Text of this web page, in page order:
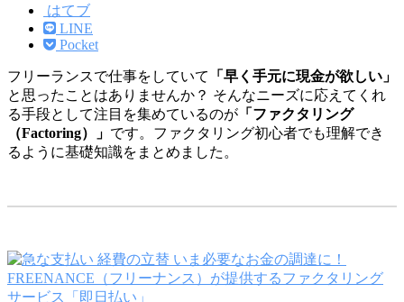
はてブ
LINE
Pocket
フリーランスで仕事をしていて
「早く手元に現金が欲しい」
と思ったことはありませんか？ そんなニーズに応えてくれ
る手段として注目を集めているのが 「ファクタリング
（Factoring）」 です。ファクタリング初心者でも理解でき
るように基礎知識をまとめました。